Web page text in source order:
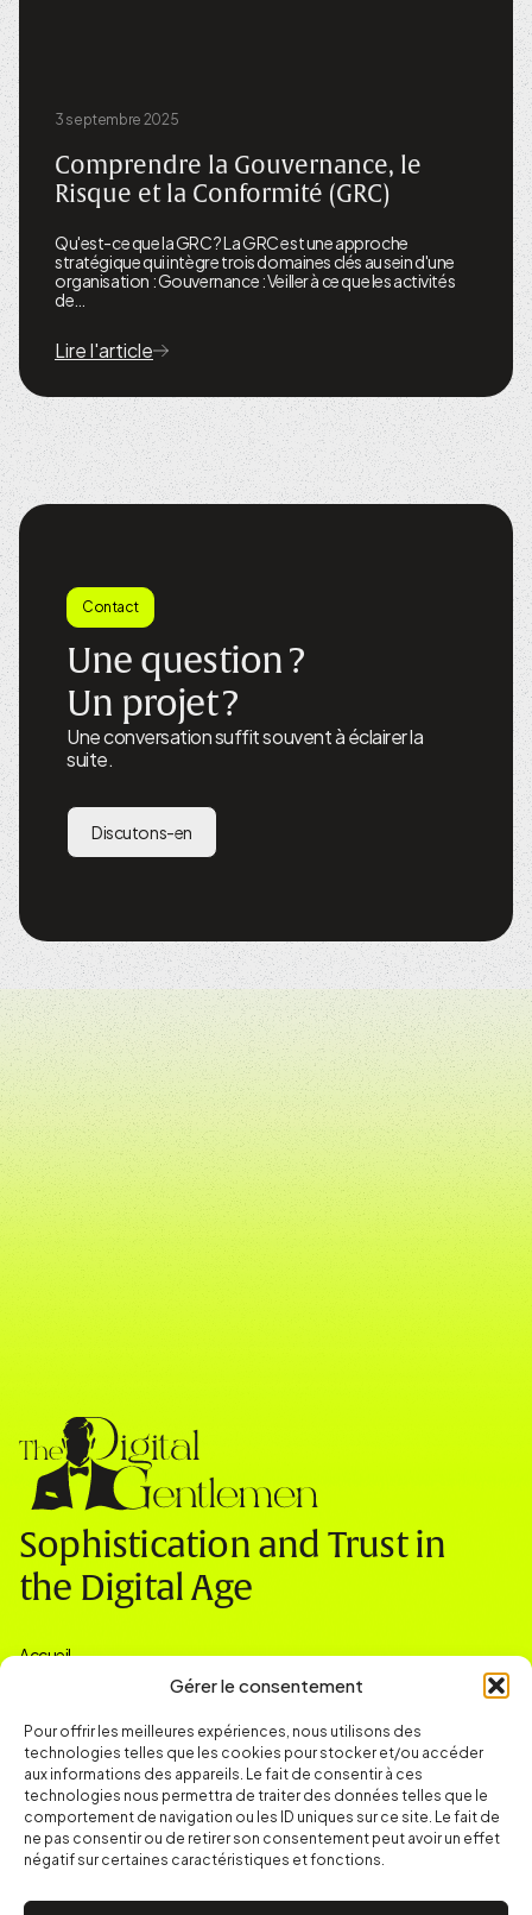
Gérer le consentement
Pour offrir les meilleures expériences, nous utilisons des
technologies telles que les cookies pour stocker et/ou accéder
aux informations des appareils. Le fait de consentir à ces
technologies nous permettra de traiter des données telles que le
comportement de navigation ou les ID uniques sur ce site. Le fait de
ne pas consentir ou de retirer son consentement peut avoir un effet
négatif sur certaines caractéristiques et fonctions.
3 septembre 2025
Comprendre la Gouvernance, le
Risque et la Conformité (GRC)
Qu'est-ce que la GRC ? La GRC est une approche
stratégique qui intègre trois domaines clés au sein d'une
organisation : Gouvernance : Veiller à ce que les activités
de…
Lire l'article
Contact
Une question ?
Un projet ?
Une conversation suffit souvent à éclairer la
suite.
Discutons-en
Sophistication and Trust in
the Digital Age
Accueil
Actualités & Ressources
Contact
contact@thedigitalgentlemen.com
Toulouse
© 2026 The Digital Gentlemen – Tous droits réservés